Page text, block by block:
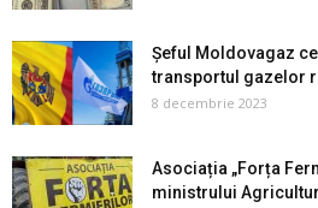
Șeful Moldovagaz
transportul gazelor
8 decembrie 2023
Asociația „Forța
ministrului